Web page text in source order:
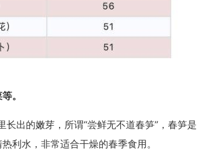
。
出的嫩芽，所谓“尝鲜无不道春笋”，春笋是
利水，非常适合干燥的春季食用。